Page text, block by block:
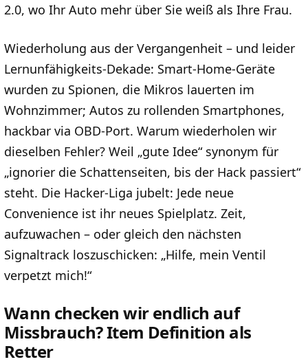
2.0, wo Ihr Auto mehr über Sie weiß als Ihre Frau.
Wiederholung aus der Vergangenheit – und leider
Lernunfähigkeits-Dekade: Smart-Home-Geräte
wurden zu Spionen, die Mikros lauerten im
Wohnzimmer; Autos zu rollenden Smartphones,
hackbar via OBD-Port. Warum wiederholen wir
dieselben Fehler? Weil „gute Idee“ synonym für
„ignorier die Schattenseiten, bis der Hack passiert“
steht. Die Hacker-Liga jubelt: Jede neue
Convenience ist ihr neues Spielplatz. Zeit,
aufzuwachen – oder gleich den nächsten
Signaltrack loszuschicken: „Hilfe, mein Ventil
verpetzt mich!“
Wann checken wir endlich auf
Missbrauch? Item Definition als
Retter